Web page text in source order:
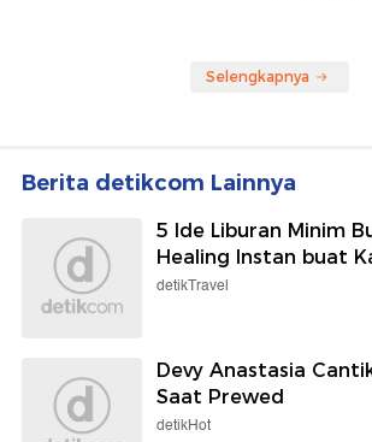
Selengkapnya
Berita detikcom Lainnya
5 Ide Liburan Minim
Healing Instan buat
detikTravel
Devy Anastasia
Saat Prewed
detikHot